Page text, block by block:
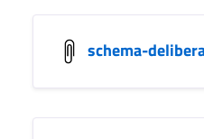
schema-